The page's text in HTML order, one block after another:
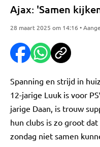
Ajax: 'Samen
28 maart 2025 om 14:16 •
Spanning en strijd in
12-jarige Luuk is voor
jarige Daan, is trouw
hun clubs is zo groot
zondag niet samen